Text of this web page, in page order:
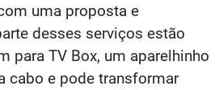
uma proposta e
desses serviços estão
para TV Box, um aparelhinho
cabo e pode transformar